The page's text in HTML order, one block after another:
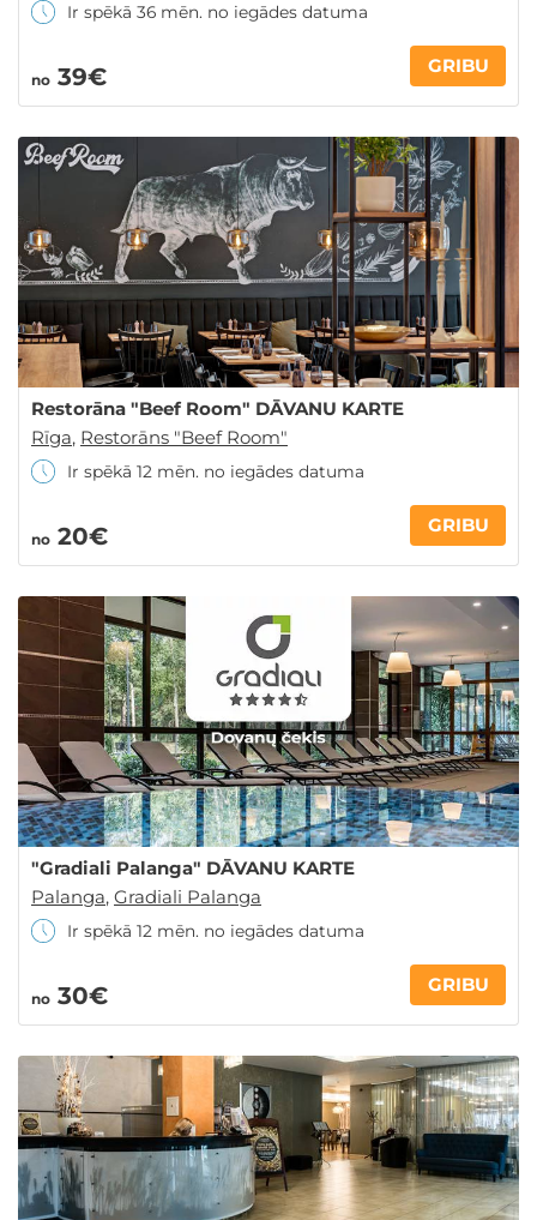
Ir spēkā 36 mēn. no iegādes datuma
no 39€ GRIBU
Restorāna "Beef Room" DĀVANU KARTE
Rīga, Restorāns "Beef Room"
Ir spēkā 12 mēn. no iegādes datuma
no 20€ GRIBU
"Gradiali Palanga" DĀVANU KARTE
Palanga, Gradiali Palanga
Ir spēkā 12 mēn. no iegādes datuma
no 30€ GRIBU